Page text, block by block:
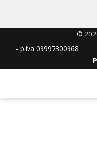
©
- p.iva 09997300968